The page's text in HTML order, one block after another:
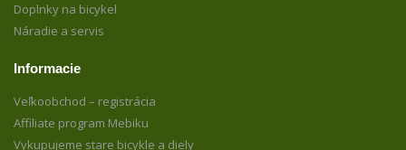
Doplnky na bicykel
Náradie a servis
Informacie
Veľkoobchod – registrácia
Affiliate program Mebiku
Vykupujeme stare bicykle a diely